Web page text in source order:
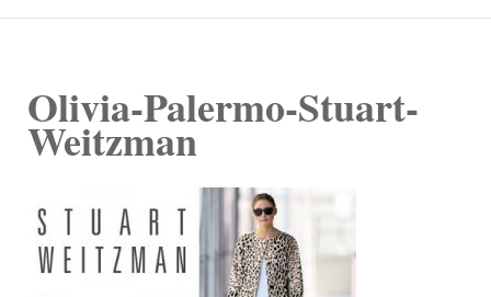
Olivia-Palermo-Stuart-
Weitzman